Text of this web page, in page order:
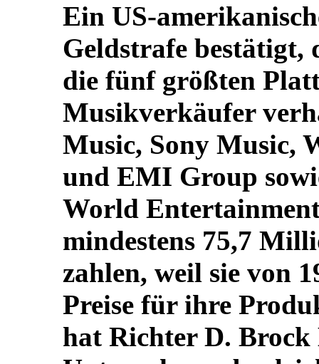
Ein US-
Geldstrafe bestätigt,
die fünf größten
Musikverkäufer
Music, Sony Music,
und EMI Group
World
mindestens 75,7
zahlen, weil sie von
Preise für ihre
hat Richter D.